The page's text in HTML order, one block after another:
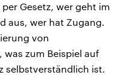
Gesetz, wer geht im
aus, wer hat Zugang.
von
zum Beispiel auf
selbstverständlich ist.